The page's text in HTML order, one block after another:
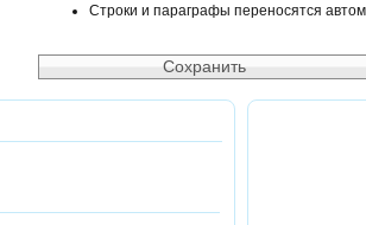
Строки и параграфы переносятся